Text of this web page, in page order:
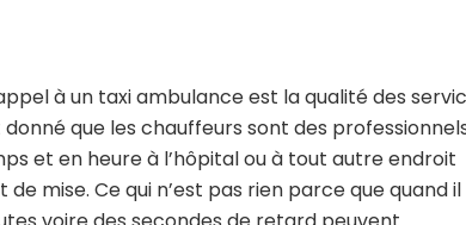
à un taxi ambulance est la qualité des
que les chauffeurs sont des
et en heure à l’hôpital ou à tout autre endroit
mise. Ce qui n’est pas rien parce que quand il